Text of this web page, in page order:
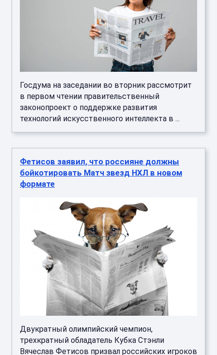
Госдума на заседании во вторник рассмотрит
в первом чтении правительственный
законопроект о поддержке развития
технологий искусственного интеллекта в ...
Фетисов заявил, что россияне должны
бойкотировать Матч звезд НХЛ в новом
формате
Двукратный олимпийский чемпион,
трехкратный обладатель Кубка Стэнли
Вячеслав Фетисов призвал российских игроков